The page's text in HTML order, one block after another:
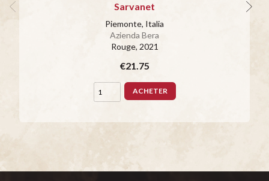
Sarvanet
Piemonte, Italia
Azienda Bera
Rouge, 2021
€21.75
ACHETER